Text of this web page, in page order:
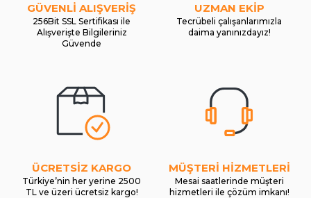
GÜVENLİ ALIŞVERİŞ
256Bit SSL Sertifikası ile
Alışverişte Bilgileriniz
Güvende
UZMAN EKİP
Tecrübeli çalışanlarımızla
daima yanınızdayız!
ÜCRETSİZ KARGO
Türkiye’nin her yerine 2500
TL ve üzeri ücretsiz kargo!
MÜŞTERİ HİZMETLERİ
Mesai saatlerinde müşteri
hizmetleri ile çözüm imkanı!